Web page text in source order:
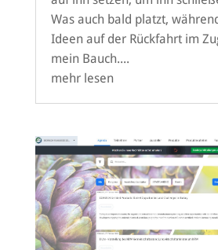
Was auch bald platzt,
Ideen auf der Rückfahrt im
mein Bauch....
mehr lesen